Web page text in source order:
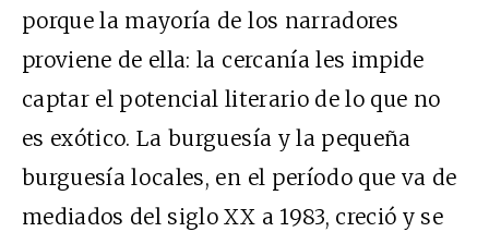
porque la mayoría de los narradores
proviene de ella: la cercanía les impide
captar el potencial literario de lo que no
es exótico. La burguesía y la pequeña
burguesía locales, en el período que va de
mediados del siglo XX a 1983, creció y se